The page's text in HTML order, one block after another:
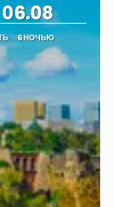
6 НОЧЬЮ